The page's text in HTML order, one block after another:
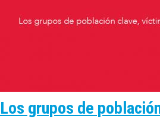
Los grupos de